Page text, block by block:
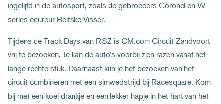
ingelijfd in de autosport, zoals de gebroeders Coronel en W-
series coureur Beitske Visser.
Tijdens de Track Days van RSZ is CM.com Circuit Zandvoort
vrij te bezoeken. Je kan de auto's voorbij zien razen vanaf het
lange rechte stuk. Daarnaast kun je het bezoeken van het
circuit combineren met een simwedstrijd bij Racesquare. Kom
bij met een koel drankje en een lekker hapje in het hart van het